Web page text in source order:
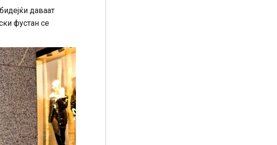
даваат
фустан се